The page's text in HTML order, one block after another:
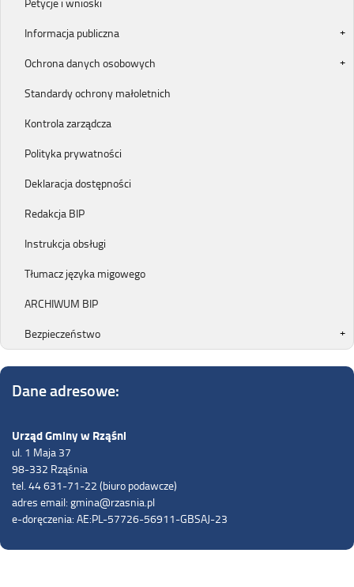
Informacja publiczna
Ochrona danych osobowych
Standardy ochrony małoletnich
Kontrola zarządcza
Polityka prywatności
Deklaracja dostępności
Redakcja BIP
Instrukcja obsługi
Tłumacz języka migowego
ARCHIWUM BIP
Bezpieczeństwo
Dane adresowe:
Urząd Gminy w Rząśni
ul. 1 Maja 37
98-332 Rząśnia
tel. 44 631-71-22 (biuro podawcze)
adres email: gmina@rzasnia.pl
e-doręczenia: AE:PL-57726-56911-GBSAJ-23